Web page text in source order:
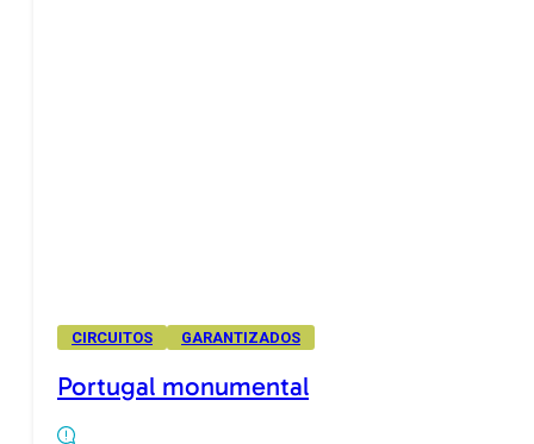
CIRCUITOS GARANTIZADOS
Portugal monumental